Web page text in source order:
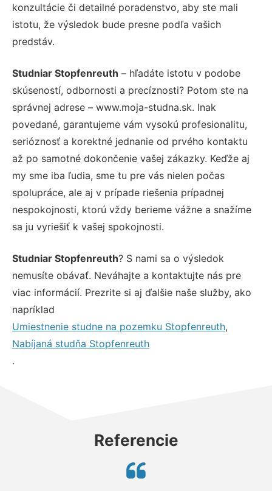
konzultácie či detailné poradenstvo, aby ste mali
istotu, že výsledok bude presne podľa vašich
predstáv.
Studniar Stopfenreuth – hľadáte istotu v podobe
skúseností, odbornosti a precíznosti? Potom ste na
správnej adrese – www.moja-studna.sk. Inak
povedané, garantujeme vám vysokú profesionalitu,
serióznosť a korektné jednanie od prvého kontaktu
až po samotné dokončenie vašej zákazky. Keďže aj
my sme iba ľudia, sme tu pre vás nielen počas
spolupráce, ale aj v prípade riešenia prípadnej
nespokojnosti, ktorú vždy berieme vážne a snažíme
sa ju vyriešiť k vašej spokojnosti.
Studniar Stopfenreuth? S nami sa o výsledok
nemusíte obávať. Neváhajte a kontaktujte nás pre
viac informácií. Prezrite si aj ďalšie naše služby, ako
napríklad
Umiestnenie studne na pozemku Stopfenreuth,
Nabíjaná studňa Stopfenreuth
.
Referencie